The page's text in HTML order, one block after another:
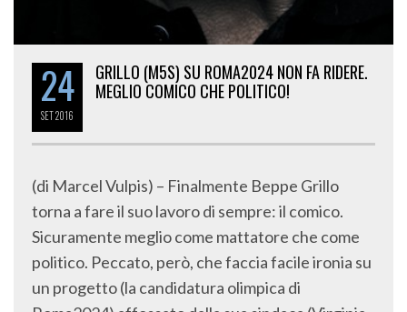
24
SET 2016
MEGLIO COMICO CHE POLITICO!
torna a fare il suo lavoro di sempre: il comico.
Sicuramente meglio come mattatore che come
politico. Peccato, però, che faccia facile ironia su
un progetto (la candidatura olimpica di
Roma2024) affossato dalla sua sindaca (Virginia